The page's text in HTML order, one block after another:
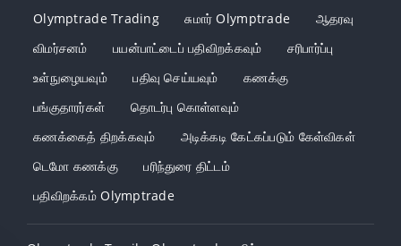
Olymptrade Trading சுமார் Olymptrade
ஆதரவு
விமர்சனம்
பயன்பாட்டைப் பதிவிறக்கவும்
சரிபார்ப்பு
உள்நுழையவும்
பதிவு செய்யவும்
கணக்கு
பங்குதாரர்கள்
தொடர்பு கொள்ளவும்
கணக்கைத் திறக்கவும்
அடிக்கடி கேட்கப்படும் கேள்விகள்
டெமோ கணக்கு
பரிந்துரை திட்டம்
பதிவிறக்கம் Olymptrade